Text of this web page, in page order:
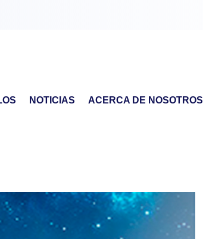
NOTICIAS ACERCA DE NOSOTROS